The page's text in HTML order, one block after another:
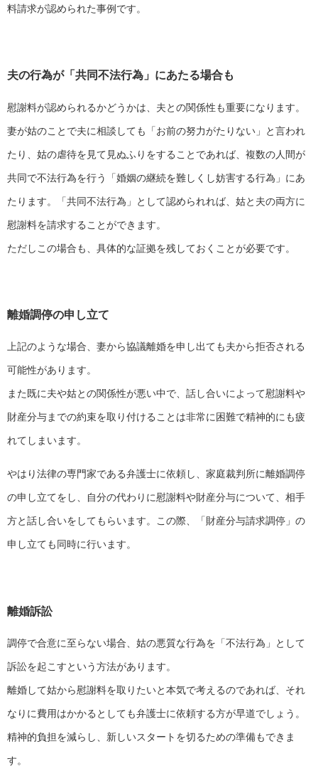
料請求が認められた事例です。
夫の行為が「共同不法行為」にあたる場合も
慰謝料が認められるかどうかは、夫との関係性も重要になります。
妻が姑のことで夫に相談しても「お前の努力がたりない」と言われ
たり、姑の虐待を見て見ぬふりをすることであれば、複数の人間が
共同で不法行為を行う「婚姻の継続を難しくし妨害する行為」にあ
たります。「共同不法行為」として認められれば、姑と夫の両方に
慰謝料を請求することができます。
ただしこの場合も、具体的な証拠を残しておくことが必要です。
離婚調停の申し立て
上記のような場合、妻から協議離婚を申し出ても夫から拒否される
可能性があります。
また既に夫や姑との関係性が悪い中で、話し合いによって慰謝料や
財産分与までの約束を取り付けることは非常に困難で精神的にも疲
れてしまいます。
やはり法律の専門家である弁護士に依頼し、家庭裁判所に離婚調停
の申し立てをし、自分の代わりに慰謝料や財産分与について、相手
方と話し合いをしてもらいます。この際、「財産分与請求調停」の
申し立ても同時に行います。
離婚訴訟
調停で合意に至らない場合、姑の悪質な行為を「不法行為」として
訴訟を起こすという方法があります。
離婚して姑から慰謝料を取りたいと本気で考えるのであれば、それ
なりに費用はかかるとしても弁護士に依頼する方が早道でしょう。
精神的負担を減らし、新しいスタートを切るための準備もできま
す。